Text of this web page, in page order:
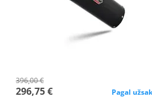
396,00 €
296,75 € Pagal